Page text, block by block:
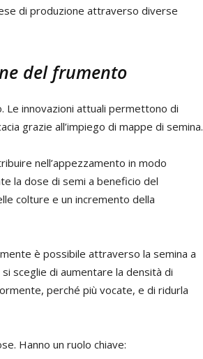
di produzione attraverso diverse
del frumento
Le innovazioni attuali permettono di
grazie all’impiego di mappe di semina.
nell’appezzamento in modo
la dose di semi a beneficio del
colture e un incremento della
è possibile attraverso la semina a
sceglie di aumentare la densità di
perché più vocate, e di ridurla
Hanno un ruolo chiave: